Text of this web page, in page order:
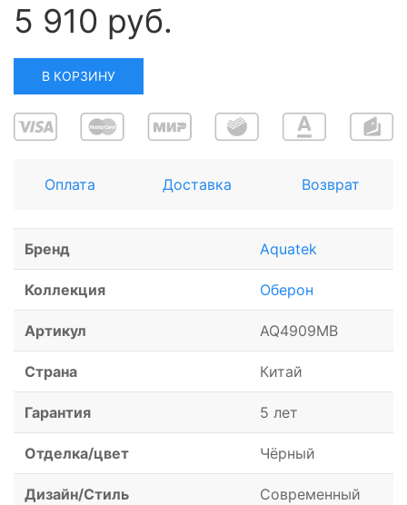
5 910 руб.
В КОРЗИНУ
Оплата Доставка Возврат
Бренд Aquatek
Коллекция Оберон
Артикул AQ4909MB
Страна Китай
Гарантия 5 лет
Отделка/цвет Чёрный
Дизайн/Стиль Современный